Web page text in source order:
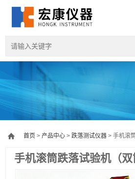
首页 >产品中心 >跌落测试仪器 > 手机滚
手机滚筒跌落试验机（